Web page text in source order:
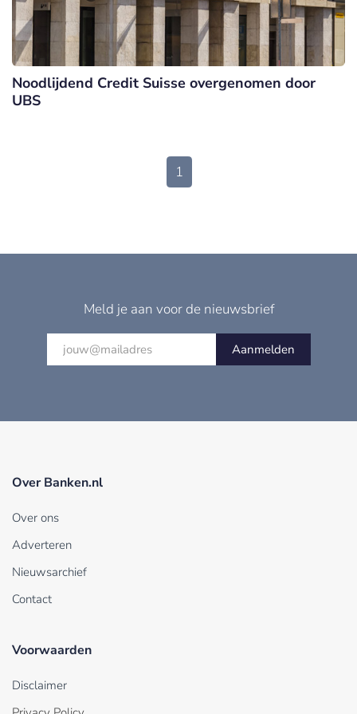
Noodlijdend Credit Suisse overgenomen door
UBS
1
Meld je aan voor de nieuwsbrief
Aanmelden
Over Banken.nl
Over ons
Adverteren
Nieuwsarchief
Contact
Voorwaarden
Disclaimer